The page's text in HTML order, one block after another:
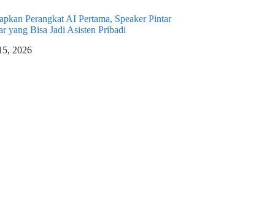
Perangkat AI Pertama, Speaker Pintar
yang Bisa Jadi Asisten Pribadi
2026